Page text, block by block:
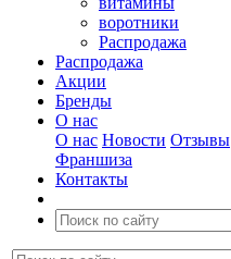
воротники
Распродажа
Распродажа
Акции
Бренды
О нас
О нас Новости Отзывы
Франшиза
Контакты